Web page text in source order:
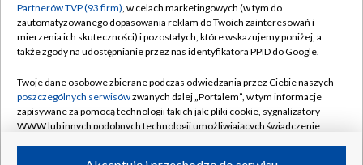
Biuro Reklamy
Oferta Handlowa
Emisja w TVP
Rada Programowa
Ogłoszenia przetargowe
Moje zgody
Biuro reklamy
Kanały
©2026 Telewizja Polska Spółka Akcyjna w likwidacji
Partnerów TVP (93 firm), w celach marketingowych (w tym do
zautomatyzowanego dopasowania reklam do Twoich zainteresowań i
mierzenia ich skuteczności) i pozostałych, które wskazujemy poniżej, a
także zgody na udostępnianie przez nas identyfikatora PPID do Google.
Twoje dane osobowe zbierane podczas odwiedzania przez Ciebie naszych
poszczególnych serwisówzwanych dalej „Portalem”, w tym informacje
zapisywane za pomocą technologii takich jak: pliki cookie, sygnalizatory
WWW lub innych podobnych technologii umożliwiających świadczenie